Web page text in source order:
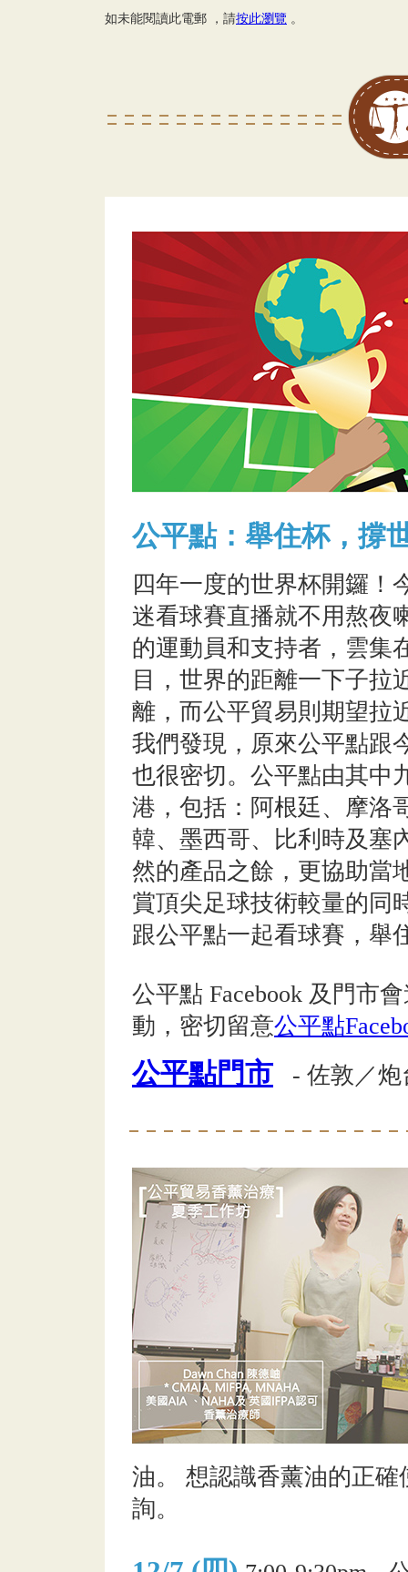
如未能閱讀此電郵 ，請按此瀏覽 。
公平點：舉住杯，撐
四年一度的世界杯開鑼！
迷看球賽直播就不用熬夜
的運動員和支持者，雲集
目，世界的距離一下子拉
離，而公平貿易則期望拉
我們發現，原來公平點跟
也很密切。公平點由其中
港，包括：阿根廷、摩洛
韓、墨西哥、比利時及塞
然的產品之餘，更協助當
賞頂尖足球技術較量的同
跟公平點一起看球賽，舉
公平點 Facebook 及門市
動，密切留意公平點
公平點門市 - 佐敦／炮
油。 想認識香薰油的正
詢。